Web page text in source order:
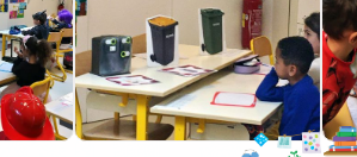
Pour ce qui ne se recycle pas encore.
En mettant le bon déchet dans la